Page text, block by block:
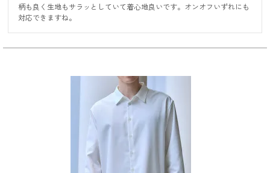
柄も良く生地もサラッとしていて着心地良いです。オンオフいずれにも
対応できますね。